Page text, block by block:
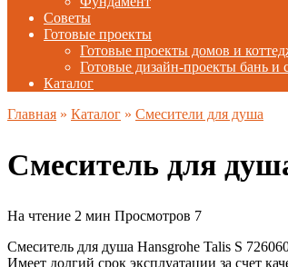
Советы
Готовые проекты
Готовые проекты домов и
Готовые дизайн-проекты бань и
Каталог
Главная » Каталог » Смесители для душа
Смеситель для
На чтение 2 мин Просмотров 7
Смеситель для душа Hansgrohe Talis S
Имеет долгий срок эксплуатации за счет